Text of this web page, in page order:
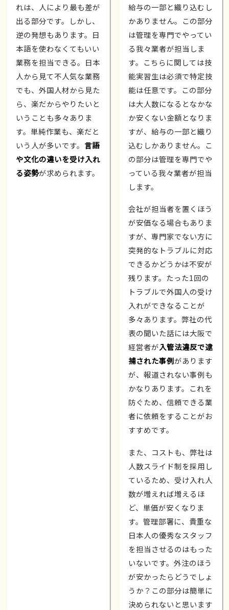
れは、人により最も差が
出る部分です。しかし、
逆の発想もあります。日
本語を使わなくてもいい
業務を担当できる。日本
人から見て不人気な業務
でも、外国人材から見た
ら、楽だからやりたいと
いうことも多々ありま
す。単純作業も、楽だと
いう人が多いです。 言語
や文化の違いを受け入れ
る姿勢が求められます。
給与の一部と織り込むし
かありません。この部分
は管理を専門でやってい
る我々業者が担当しま
す。こちらに関しては技
能実習生は必須で特定技
能は任意です。この部分
は大人数になるとなかな
か安くない金額となりま
すが、給与の一部と織り
込むしかありません。こ
の部分は管理を専門でや
っている我々業者が担当
します。
会社が担当者を置くほう
が安価なる場合もありま
すが、専門家でない方に
突発的なトラブルに対応
できるかどうかは不安が
残ります。たった1回の
トラブルで外国人の受け
入れができなることが
多々あります。弊社の代
表の聞いた話には大阪で
経営者が入管法違反で逮
捕された事例があります
が、報道されない事例も
かなりあります。これを
防ぐため、信頼できる業
者に依頼をすることがお
すすめです。
また、コストも、弊社は
人数スライド制を採用し
ているため、受け入れ人
数が増えれば増えるほ
ど、単価が安くなりま
す。管理部署に、貴重な
日本人の優秀なスタッフ
を担当させるのはもった
いないです。外注のほう
が安かったらどうでしょ
うか？この部分は簡単に
決められないと思います